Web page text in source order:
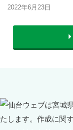
2022年6月23日